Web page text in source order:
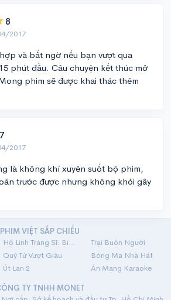
8
2017
và bất ngờ nếu bạn vượt qua
phút đầu. Câu chuyện kết thúc mở
phim sẽ được khai thác thêm
2017
là không khí xuyên suốt bộ phim,
trước được nhưng không khỏi gây
PHIM VIỆT SẮP CHIẾU
Hộ Linh Tráng Sĩ: Bí Ẩn Mộ Vua Đinh
Trại Buôn Người
Quý Tử Vượt Giàu
Bóng Ma Nhà Hát
Út Lan 2
Án Mạng Karaoke
TY TNHH MONET